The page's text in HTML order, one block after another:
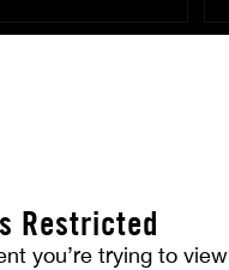
Restricted
you’re trying to view